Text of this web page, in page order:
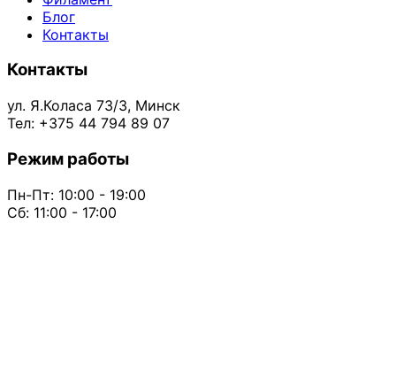
Блог
Контакты
Контакты
ул. Я.Коласа 73/3, Минск
Тел: +375 44 794 89 07
Режим работы
Пн-Пт: 10:00 - 19:00
Сб: 11:00 - 17:00